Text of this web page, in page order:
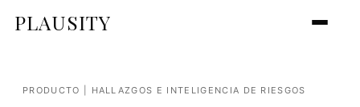
PLAUSITY
PRODUCTO | HALLAZGOS E INTELIGENCIA DE RIESGOS